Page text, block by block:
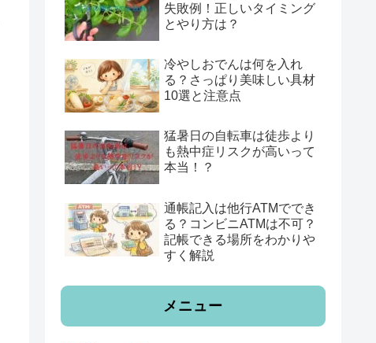
失敗例！正しいタイミング
とやり方は？
冷やしおでんは何を入れ
る？さっぱり美味しい具材
10選と注意点
猛暑日の自転車は徒歩より
も熱中症リスクが高いって
本当！？
通帳記入は他行ATMででき
る？コンビニATMは不可？
記帳できる場所をわかりや
すく解説
メニュー